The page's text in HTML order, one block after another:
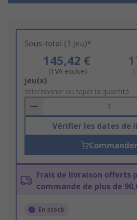
Sous-total (1 jeu)*
145,42 €
(TVA exclue)
Add
to
Basket
jeu(x)
sélectionner ou taper la quantité
Vérifier les dates de
Commander
Frais de livraison offerts
commande de plus de
En stock